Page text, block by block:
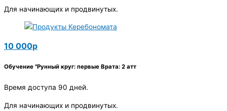
Для начинающих и продвинутых.
10 000р
Обучение "Рунный круг: первые Врата: 2 атт
Время доступа 90 дней.
Для начинающих и продвинутых.